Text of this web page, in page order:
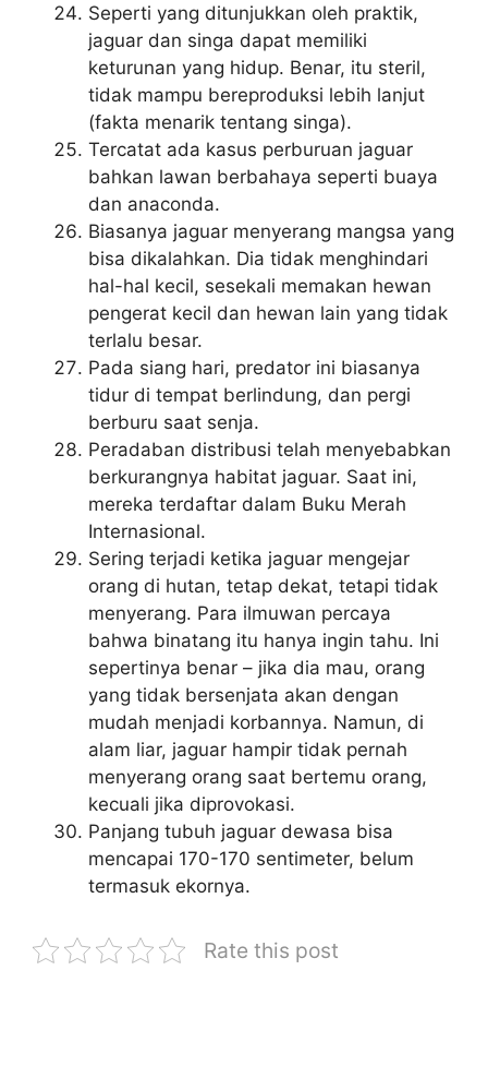
Seperti yang ditunjukkan oleh praktik,
jaguar dan singa dapat memiliki
keturunan yang hidup. Benar, itu steril,
tidak mampu bereproduksi lebih lanjut
(fakta menarik tentang singa).
Tercatat ada kasus perburuan jaguar
bahkan lawan berbahaya seperti buaya
dan anaconda.
Biasanya jaguar menyerang mangsa yang
bisa dikalahkan. Dia tidak menghindari
hal-hal kecil, sesekali memakan hewan
pengerat kecil dan hewan lain yang tidak
terlalu besar.
Pada siang hari, predator ini biasanya
tidur di tempat berlindung, dan pergi
berburu saat senja.
Peradaban distribusi telah menyebabkan
berkurangnya habitat jaguar. Saat ini,
mereka terdaftar dalam Buku Merah
Internasional.
Sering terjadi ketika jaguar mengejar
orang di hutan, tetap dekat, tetapi tidak
menyerang. Para ilmuwan percaya
bahwa binatang itu hanya ingin tahu. Ini
sepertinya benar – jika dia mau, orang
yang tidak bersenjata akan dengan
mudah menjadi korbannya. Namun, di
alam liar, jaguar hampir tidak pernah
menyerang orang saat bertemu orang,
kecuali jika diprovokasi.
Panjang tubuh jaguar dewasa bisa
mencapai 170-170 sentimeter, belum
termasuk ekornya.
Rate this post